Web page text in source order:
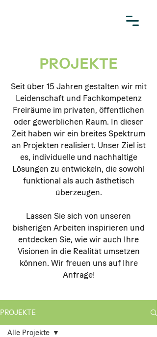
PROJEKTE
Seit über 15 Jahren gestalten wir mit
Leidenschaft und Fachkompetenz
Freiräume im privaten, öffentlichen
oder gewerblichen Raum. In dieser
Zeit haben wir ein breites Spektrum
an Projekten realisiert. Unser Ziel ist
es, individuelle und nachhaltige
Lösungen zu entwickeln, die sowohl
funktional als auch ästhetisch
überzeugen.
Lassen Sie sich von unseren
bisherigen Arbeiten inspirieren und
entdecken Sie, wie wir auch Ihre
Visionen in die Realität umsetzen
können. Wir freuen uns auf Ihre
Anfrage!
PROJEKTE
Alle Projekte